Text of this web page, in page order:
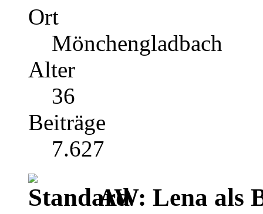
Ort
Mönchengladbach
Alter
36
Beiträge
7.627
AW: Lena als